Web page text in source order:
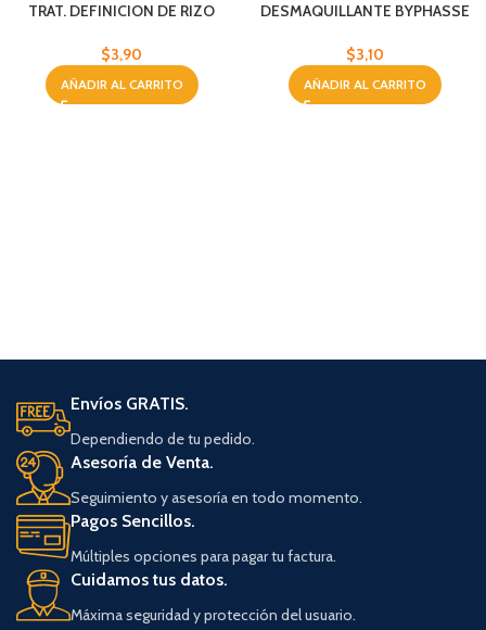
TRAT. DEFINICION DE RIZO
$3,90
AÑADIR AL CARRITO
DESMAQUILLANTE BYPHASSE
$3,10
AÑADIR AL CARRITO
Envíos GRATIS.
Dependiendo de tu pedido.
Asesoría de Venta.
Seguimiento y asesoría en todo momento.
Pagos Sencillos.
Múltiples opciones para pagar tu factura.
Cuidamos tus datos.
Máxima seguridad y protección del usuario.